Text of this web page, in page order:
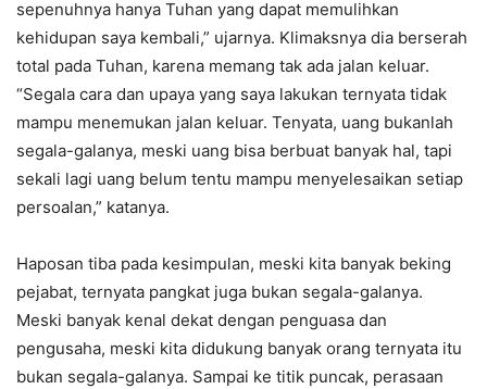
sepenuhnya hanya Tuhan yang dapat memulihkan
kehidupan saya kembali,” ujarnya. Klimaksnya dia berserah
total pada Tuhan, karena memang tak ada jalan keluar.
“Segala cara dan upaya yang saya lakukan ternyata tidak
mampu menemukan jalan keluar. Tenyata, uang bukanlah
segala-galanya, meski uang bisa berbuat banyak hal, tapi
sekali lagi uang belum tentu mampu menyelesaikan setiap
persoalan,” katanya.
Haposan tiba pada kesimpulan, meski kita banyak beking
pejabat, ternyata pangkat juga bukan segala-galanya.
Meski banyak kenal dekat dengan penguasa dan
pengusaha, meski kita didukung banyak orang ternyata itu
bukan segala-galanya. Sampai ke titik puncak, perasaan